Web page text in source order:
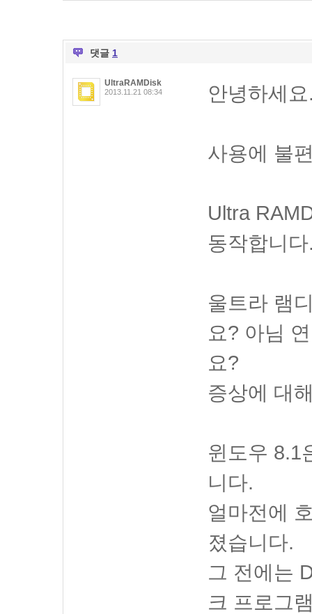
댓글 1
UltraRAMDisk
2013.11.21 08:34 안녕하세
사용에 불
Ultra
동작합니
울트라 램
요? 아님
요?
증상에 대
윈도우 8.1
니다.
얼마전에
졌습니다.
그 전에는
크 프로그